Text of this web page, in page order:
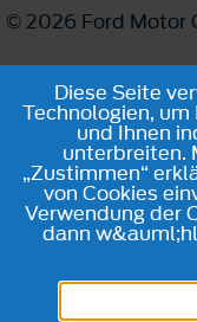
© 2026 Ford Motor
Diese Seite
Technologien,
und Ihnen
unterbreiten.
„Zustimmen“
von Cookies
Verwendung der
dann